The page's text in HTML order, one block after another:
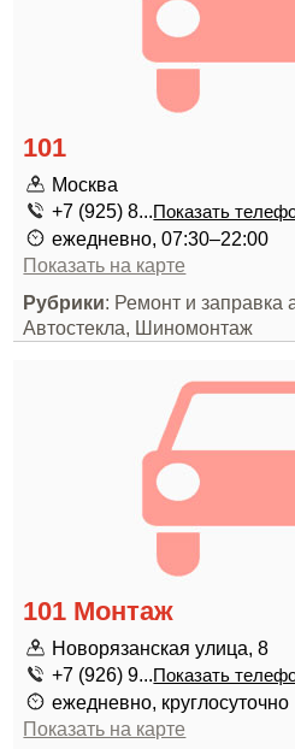
101
Москва
+7 (925) 8...Показать
ежедневно, 07:30–22:00
Показать на карте
Рубрики: Ремонт и заправка
Автостекла, Шиномонтаж
101 Монтаж
Новорязанская улица, 8
+7 (926) 9...Показать
ежедневно, круглосуточно
Показать на карте